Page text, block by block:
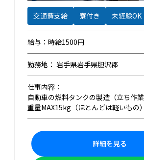
交通費支給 寮付き 未経験OK
給与：時給1500円
勤務地： 岩手県岩手県胆沢郡
仕事内容：
自動車の燃料タンクの製造（立ち作
重量MAX15kg（ほとんどは軽いもの）
詳細を見る